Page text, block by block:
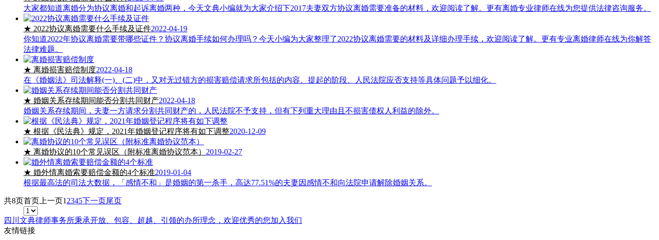
大家都知道离婚分为协议离婚和起诉离婚两种，今天文典小编就为大家介绍下2017夫妻双方协议离婚需要准备的材料，欢迎阅读了解。更有离婚专业律师在线为您提供法律咨询服务。
★ 2022协议离婚需要什么手续及证件2022-04-19
你知道2022年协议离婚需要带哪些证件？协议离婚手续如何办理吗？今天小编为大家整理了2022协议离婚需要的材料及详细办理手续，欢迎阅读了解。更有专业离婚律师在线为你解答
法律难题。
★ 离婚损害赔偿制度2022-04-18
在《婚姻法》司法解释(一)、(二)中，又对无过错方的损害赔偿请求所包括的内容、提起的阶段、人民法院应否支持等具体问题予以细化。
★ 婚姻关系存续期间能否分割共同财产2022-04-18
婚姻关系存续期间，夫妻一方请求分割共同财产的，人民法院不予支持，但有下列重大理由且不损害债权人利益的除外。
★ 根据《民法典》规定，2021年婚姻登记程序将有如下调整2020-12-09
★ 离婚协议的10个常见误区（附标准离婚协议范本） 2019-02-27
★ 婚外情离婚索要赔偿金额的4个标准2019-01-04
根据最高法的司法大数据，「感情不和」是婚姻的第一杀手，高达77.51%的夫妻因感情不和向法院申请解除婚姻关系。
共8页首页 上一页1 2345下一页尾页
四川文典律师事务所秉承开放、包容、超越、引领的办所理念，欢迎优秀的您加入我们
友情链接